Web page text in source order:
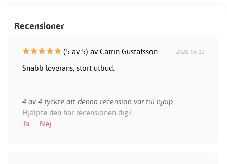
Recensioner
(5 av 5) av Catrin Gustafsson 2026-04-12
Snabb leverans, stort utbud.
4 av 4 tyckte att denna recension var till hjälp.
Hjälpte den här recensionen dig?
Ja
Nej